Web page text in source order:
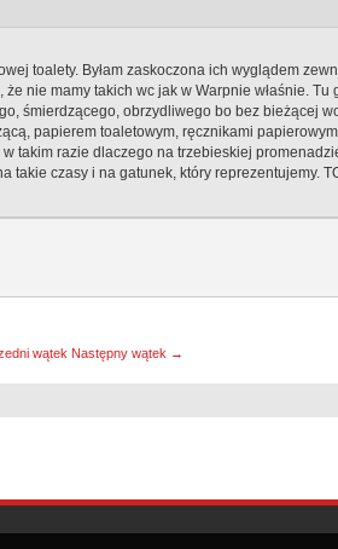
toalety. Byłam zaskoczona ich wyglądem
nie mamy takich wc jak w Warpnie właśnie.
śmierdzącego, obrzydliwego bo bez bieżącej
papierem toaletowym, ręcznikami
takim razie dlaczego na trzebieskiej
takie czasy i na gatunek, który reprezentujemy.
wątek Następny wątek →